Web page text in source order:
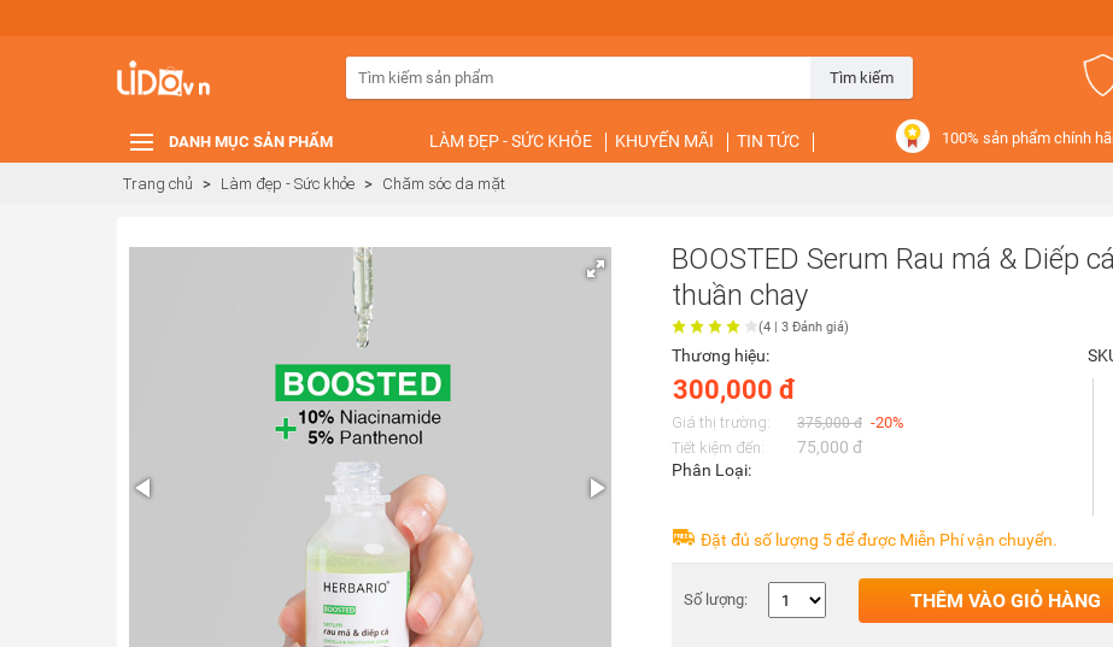
Tìm kiếm
DANH MỤC SẢN PHẨM LÀM ĐẸP - SỨC KHỎE KHUYẾN MÃI TIN TỨC 100% sản phẩm chính
Trang chủ > Làm đẹp - Sức khỏe > Chăm sóc da mặt
BOOSTED Serum Rau má & Diếp
thuần chay
(4 | 3 Đánh giá)
Thương hiệu:
300,000 đ
Giá thị trường: 375,000 đ -20%
Tiết kiệm đến:
75,000 đ
Phân Loại:
Đặt đủ số lượng 5 để được Miễn Phí vận chuyển.
Số lượng: THÊM VÀO GIỎ HÀNG